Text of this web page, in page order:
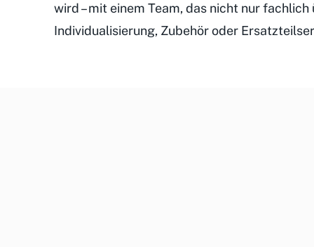
wird – mit einem Team, das nicht nur
Individualisierung, Zubehör oder